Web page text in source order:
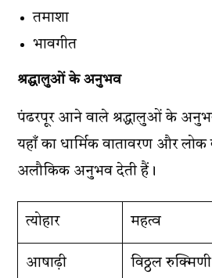
तमाशा
भावगीत
श्रद्धालुओं के अनुभव
पंढरपूर आने वाले श्रद्धालुओं के
यहाँ का धार्मिक वातावरण और
अलौकिक अनुभव देती हैं।
त्योहार महत्व
आषाढ़ी विठ्ठल रुक्मिणी